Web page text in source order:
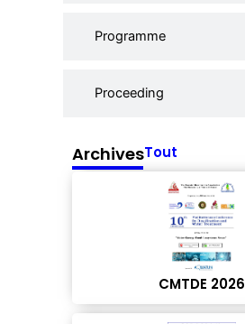
Programme
Proceeding
ArchivesTout
CMTDE 2026